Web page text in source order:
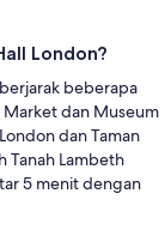
London?
beberapa
Market dan Museum
dan Taman
Tanah Lambeth
5 menit dengan